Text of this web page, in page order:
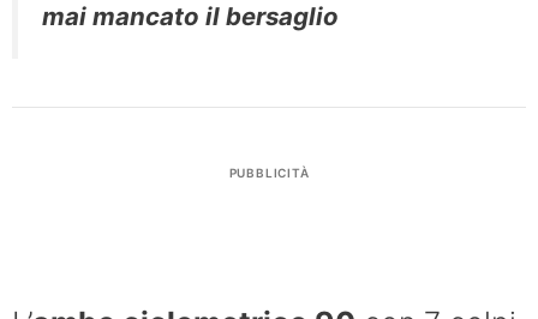
mai mancato il bersaglio
PUBBLICITÀ